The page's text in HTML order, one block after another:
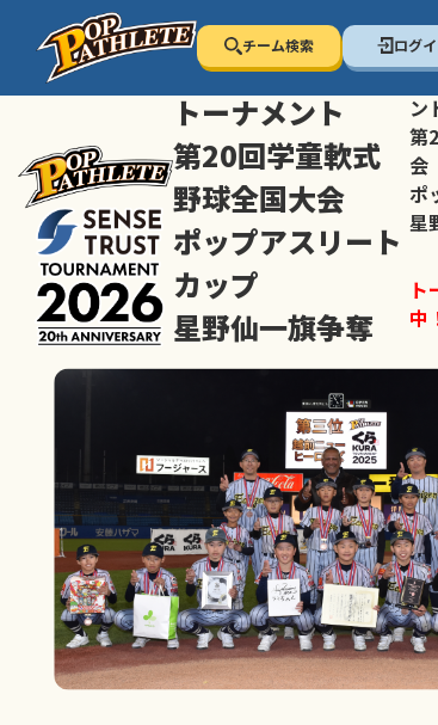
チーム検索 ログ
センス・トラスト
トーナメント
第20回学童軟式
野球全国大会
ポップアスリート
カップ
星野仙一旗争奪
トーナメント表は随時公開
セ
ン
第
会
ポ
星
ト
中